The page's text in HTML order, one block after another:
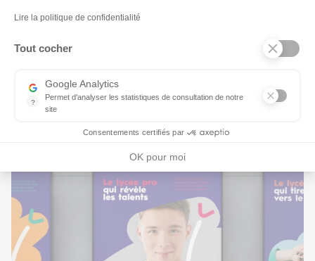
Google Analytics
Permet d'analyser les statistiques de consultation de notre
Indispensable pour piloter notre site internet, il permet de
OK pour moi